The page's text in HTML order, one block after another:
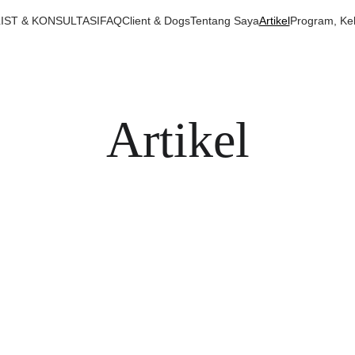
& KONSULTASIFAQClient & DogsTentang SayaArtikelProgram,
Artikel